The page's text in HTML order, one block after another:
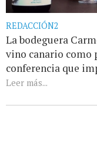
REDACCIÓN2
La bodeguera
vino canario
conferencia que
Leer más...